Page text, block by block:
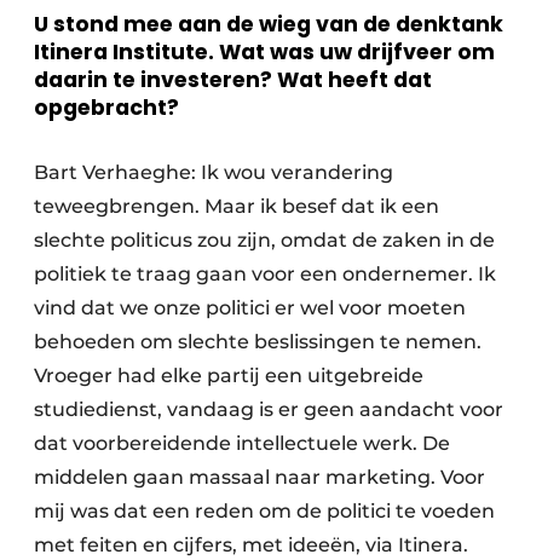
U stond mee aan de wieg van de denktank
Itinera Institute. Wat was uw drijfveer om
daarin te investeren? Wat heeft dat
opgebracht?
Bart Verhaeghe: Ik wou verandering
teweegbrengen. Maar ik besef dat ik een
slechte politicus zou zijn, omdat de zaken in de
politiek te traag gaan voor een ondernemer. Ik
vind dat we onze politici er wel voor moeten
behoeden om slechte beslissingen te nemen.
Vroeger had elke partij een uitgebreide
studiedienst, vandaag is er geen aandacht voor
dat voorbereidende intellectuele werk. De
middelen gaan massaal naar marketing. Voor
mij was dat een reden om de politici te voeden
met feiten en cijfers, met ideeën, via Itinera.